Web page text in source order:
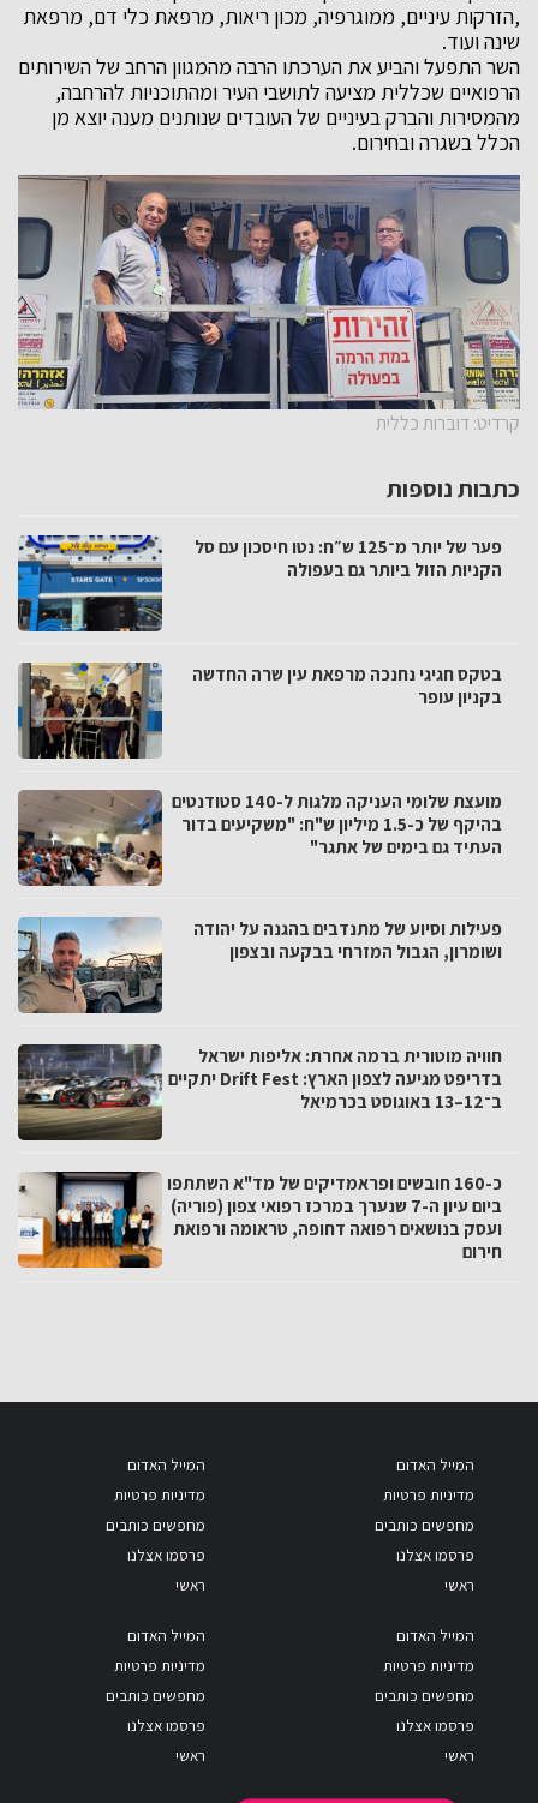
,הזרקות עיניים, ממוגרפיה, מכון ריאות, מרפאת כלי דם, מרפאת
שינה ועוד.
השר התפעל והביע את הערכתו הרבה מהמגוון הרחב של השירותים
הרפואיים שכללית מציעה לתושבי העיר ומהתוכניות להרחבה,
מהמסירות והברק בעיניים של העובדים שנותנים מענה יוצא מן
הכלל בשגרה ובחירום.
קרדיט: דוברות כללית
כתבות נוספות
פער של יותר מ־125 ש״ח: נטו חיסכון עם סל
הקניות הזול ביותר גם בעפולה
בטקס חגיגי נחנכה מרפאת עין שרה החדשה
בקניון עופר
מועצת שלומי העניקה מלגות ל-140 סטודנטים
בהיקף של כ-1.5 מיליון ש"ח: "משקיעים בדור
העתיד גם בימים של אתגר"
פעילות וסיוע של מתנדבים בהגנה על יהודה
ושומרון, הגבול המזרחי בבקעה ובצפון
חוויה מוטורית ברמה אחרת: אליפות ישראל
בדריפט מגיעה לצפון הארץ: Drift Fest יתקיים
ב־12–13 באוגוסט בכרמיאל
כ-160 חובשים ופראמדיקים של מד"א השתתפו
ביום עיון ה-7 שנערך במרכז רפואי צפון (פוריה)
ועסק בנושאים רפואה דחופה, טראומה ורפואת
חירום
המייל האדום
מדיניות פרטיות
מחפשים כותבים
פרסמו אצלנו
ראשי
המייל האדום
מדיניות פרטיות
מחפשים כותבים
פרסמו אצלנו
ראשי
המייל האדום
מדיניות פרטיות
מחפשים כותבים
פרסמו אצלנו
ראשי
המייל האדום
מדיניות פרטיות
מחפשים כותבים
פרסמו אצלנו
ראשי